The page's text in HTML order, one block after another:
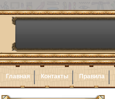
Главная Контакты Правила